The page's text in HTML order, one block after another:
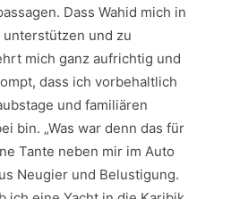
Dass Wahid mich in
und zu
mich ganz aufrichtig und
dass ich vorbehaltlich
und familiären
bin. „Was war denn das für
Tante neben mir im Auto
Neugier und Belustigung.